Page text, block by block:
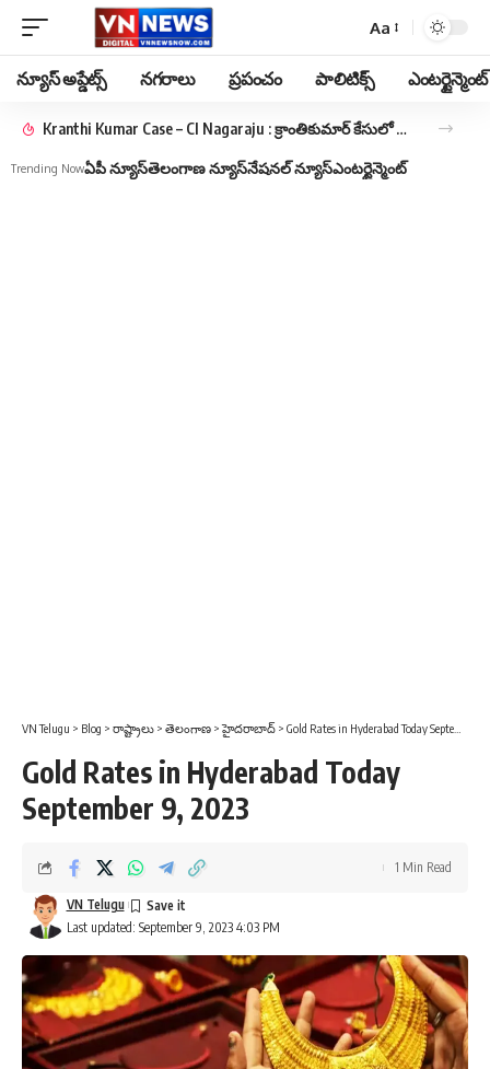
Aa
న్యూస్ అప్డేట్స్ నగరాలు ప్రపంచం పాలిటిక్స్ ఎంటర్టైన్మెంట్
Kranthi Kumar Case – CI Nagaraju : క్రాంతికుమార్ కేసులో మాజీ సీఐ నాగరాజుకు మరో ఉచ్చు.. అట్రాసిటీ కేసు..
Trending Nowఏపీ న్యూస్తెలంగాణ న్యూస్నేషనల్ న్యూస్ఎంటర్టైన్మెంట్
VN Telugu > Blog > రాష్ట్రాలు > తెలంగాణ >హైదరాబాద్ > Gold Rates in Hyderabad Today September 9, 2023
Gold Rates in Hyderabad Today
September 9, 2023
Last updated: September 9, 2023 4:03 PM
VN Telugu
1 Min Read